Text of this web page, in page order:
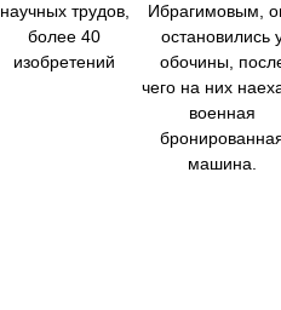
научных трудов,
более 40
изобретений
Ибрагимовым,
остановились
обочины,
чего на них
военная
машина.